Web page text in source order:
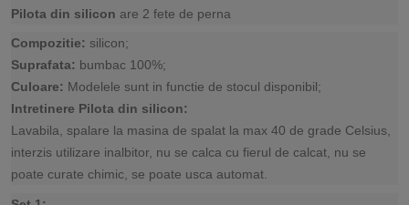
Pilota din silicon are 2 fete de perna
Compozitie: silicon;
Suprafata: bumbac 100%;
Culoare: Modelele sunt in functie de stocul disponibil;
Intretinere Pilota din silicon:
Lavabila, spalare la masina de spalat la max 40 de grade Celsius,
interzis utilizare inalbitor, nu se calca cu fierul de calcat, nu se
poate curate chimic, se poate usca automat.